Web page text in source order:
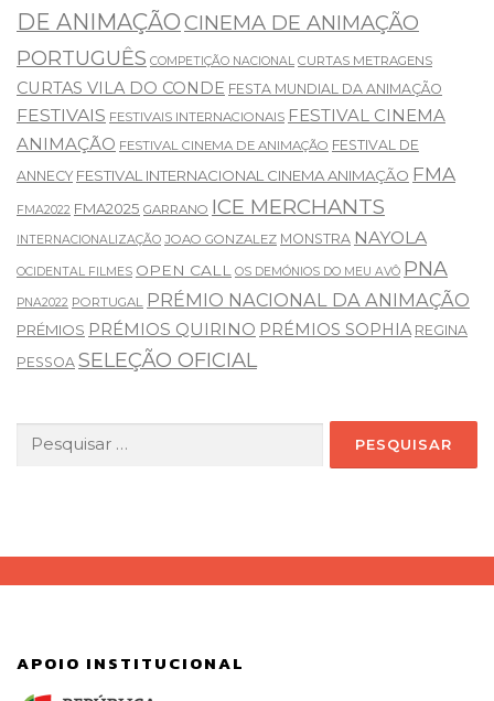
DE ANIMAÇÃOCINEMA DE ANIMAÇÃO
PORTUGUÊS COMPETIÇÃO NACIONAL CURTAS METRAGENS
CURTAS VILA DO CONDE FESTA MUNDIAL DA ANIMAÇÃO
FESTIVAIS FESTIVAIS INTERNACIONAIS FESTIVAL CINEMA
ANIMAÇÃO FESTIVAL CINEMA DE ANIMAÇÃO FESTIVAL DE
ANNECY FESTIVAL INTERNACIONAL CINEMA ANIMAÇÃO FMA
FMA2022 FMA2025 GARRANO ICE MERCHANTS
INTERNACIONALIZAÇÃO JOAO GONZALEZ MONSTRA NAYOLA
OCIDENTAL FILMES OPEN CALL OS DEMÓNIOS DO MEU AVÔ PNA
PNA2022 PORTUGAL PRÉMIO NACIONAL DA ANIMAÇÃO
PRÉMIOS PRÉMIOS QUIRINO PRÉMIOS SOPHIA REGINA
PESSOA SELEÇÃO OFICIAL
por:
APOIO INSTITUCIONAL